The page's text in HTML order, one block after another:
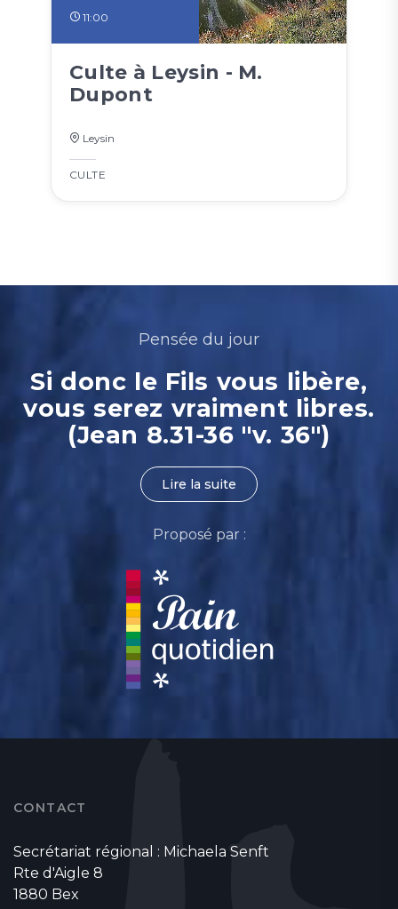
11:00
Culte à Leysin - M.
Dupont
Leysin
CULTE
Pensée du jour
Si donc le Fils vous libère,
vous serez vraiment libres.
(Jean 8.31-36 "v. 36")
Lire la suite
Proposé par :
CONTACT
Secrétariat régional : Michaela Senft
Rte d'Aigle 8
1880 Bex